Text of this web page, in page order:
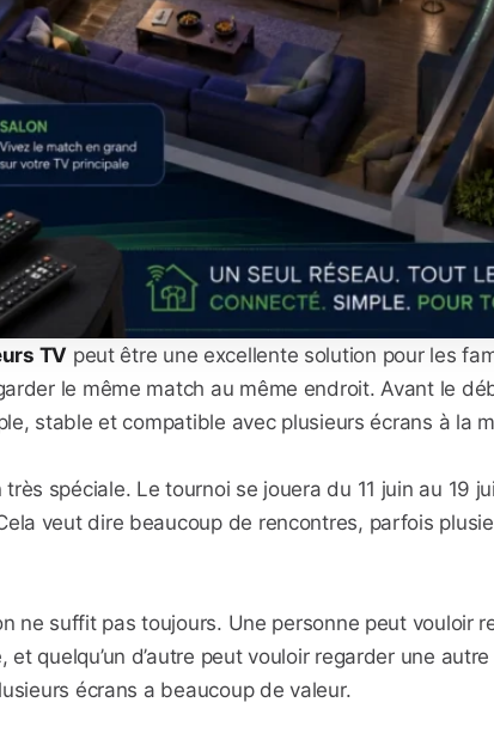
TV peut être une excellente solution pour les
le même match au même endroit. Avant le
stable et compatible avec plusieurs écrans à la
spéciale. Le tournoi se jouera du 11 juin au 19
veut dire beaucoup de rencontres, parfois
ne suffit pas toujours. Une personne peut vouloir
quelqu’un d’autre peut vouloir regarder une
écrans a beaucoup de valeur.